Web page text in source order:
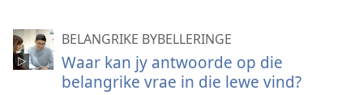
BELANGRIKE BYBELLERINGE
Waar kan jy antwoorde op die
belangrike vrae in die lewe vind?